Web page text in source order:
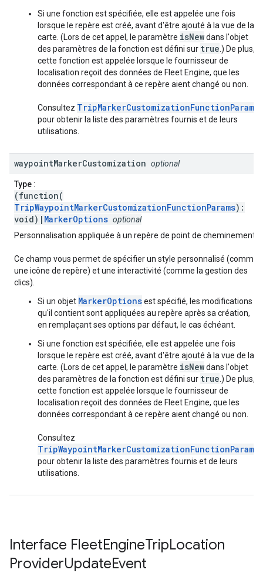
Si une fonction est spécifiée, elle est appelée une fois
lorsque le repère est créé, avant d'être ajouté à la vue de la
carte. (Lors de cet appel, le paramètre isNewdans l'objet
des paramètres de la fonction est défini sur true .) De plus,
cette fonction est appelée lorsque le fournisseur de
localisation reçoit des données de Fleet Engine, que les
données correspondant à ce repère aient changé ou non.
Consultez TripMarkerCustomizationFunctionParams
pour obtenir la liste des paramètres fournis et de leurs
utilisations.
waypointMarkerCustomization optional
Type:
(function(
TripWaypointMarkerCustomizationFunctionParams):
void)| MarkerOptions optional
Personnalisation appliquée à un repère de point de cheminement.
Ce champ vous permet de spécifier un style personnalisé (comme
une icône de repère) et une interactivité (comme la gestion des
clics).
Si un objet MarkerOptionsest spécifié, les modifications
qu'il contient sont appliquées au repère après sa création,
en remplaçant ses options par défaut, le cas échéant.
Si une fonction est spécifiée, elle est appelée une fois
lorsque le repère est créé, avant d'être ajouté à la vue de la
carte. (Lors de cet appel, le paramètre isNewdans l'objet
des paramètres de la fonction est défini sur true .) De plus,
cette fonction est appelée lorsque le fournisseur de
localisation reçoit des données de Fleet Engine, que les
données correspondant à ce repère aient changé ou non.
Consultez
TripWaypointMarkerCustomizationFunctionParams
pour obtenir la liste des paramètres fournis et de leurs
utilisations.
Interface FleetEngineTripLocation
ProviderUpdateEvent